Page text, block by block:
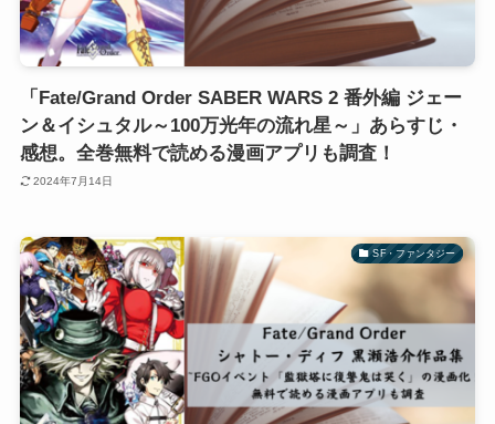
「Fate/Grand Order SABER WARS 2 番外編 ジェー
ン＆イシュタル～100万光年の流れ星～」あらすじ・
感想。全巻無料で読める漫画アプリも調査！
2024年7月14日
SF・ファンタジー